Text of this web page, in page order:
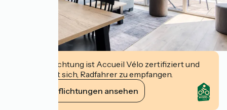
Diese Einrichtung ist Accueil Vélo zertifiziert und
verpflichtet sich, Radfahrer zu empfangen.
Ihre Verpflichtungen ansehen